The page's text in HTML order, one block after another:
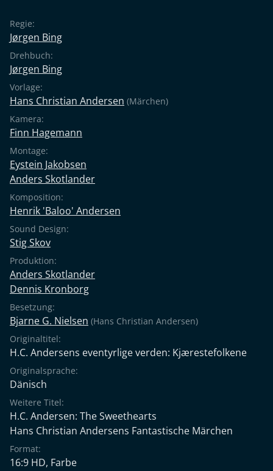
Regie:
Jørgen Bing
Drehbuch:
Jørgen Bing
Vorlage:
Hans Christian Andersen (Märchen)
Kamera:
Finn Hagemann
Montage:
Eystein Jakobsen
Anders Skotlander
Komposition:
Henrik 'Baloo' Andersen
Sound Design:
Stig Skov
Produktion:
Anders Skotlander
Dennis Kronborg
Besetzung:
Bjarne G. Nielsen (Hans Christian Andersen)
Originaltitel:
H.C. Andersens eventyrlige verden: Kjærestefolkene
Originalsprache:
Dänisch
Weitere Titel:
H.C. Andersen: The Sweethearts
Hans Christian Andersens Fantastische Märchen
Format:
16:9 HD, Farbe